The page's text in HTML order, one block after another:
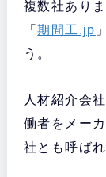
複数社あり
「期間工.jp
う。
人材紹介会
働者をメー
社とも呼ば